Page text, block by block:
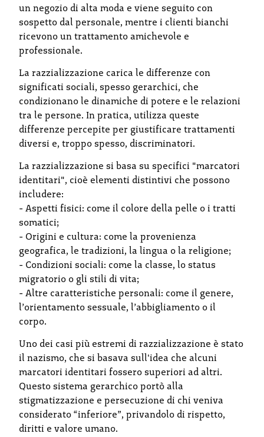
un negozio di alta moda e viene seguito con
sospetto dal personale, mentre i clienti bianchi
ricevono un trattamento amichevole e
professionale.
La razzializzazione carica le differenze con
significati sociali, spesso gerarchici, che
condizionano le dinamiche di potere e le relazioni
tra le persone. In pratica, utilizza queste
differenze percepite per giustificare trattamenti
diversi e, troppo spesso, discriminatori.
La razzializzazione si basa su specifici "marcatori
identitari", cioè elementi distintivi che possono
includere:
- Aspetti fisici: come il colore della pelle o i tratti
somatici;
- Origini e cultura: come la provenienza
geografica, le tradizioni, la lingua o la religione;
- Condizioni sociali: come la classe, lo status
migratorio o gli stili di vita;
- Altre caratteristiche personali: come il genere,
l’orientamento sessuale, l’abbigliamento o il
corpo.
Uno dei casi più estremi di razzializzazione è stato
il nazismo, che si basava sull'idea che alcuni
marcatori identitari fossero superiori ad altri.
Questo sistema gerarchico portò alla
stigmatizzazione e persecuzione di chi veniva
considerato “inferiore”, privandolo di rispetto,
diritti e valore umano.